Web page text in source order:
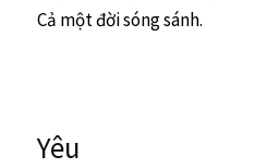
Cả một đời sóng sánh.
Yêu